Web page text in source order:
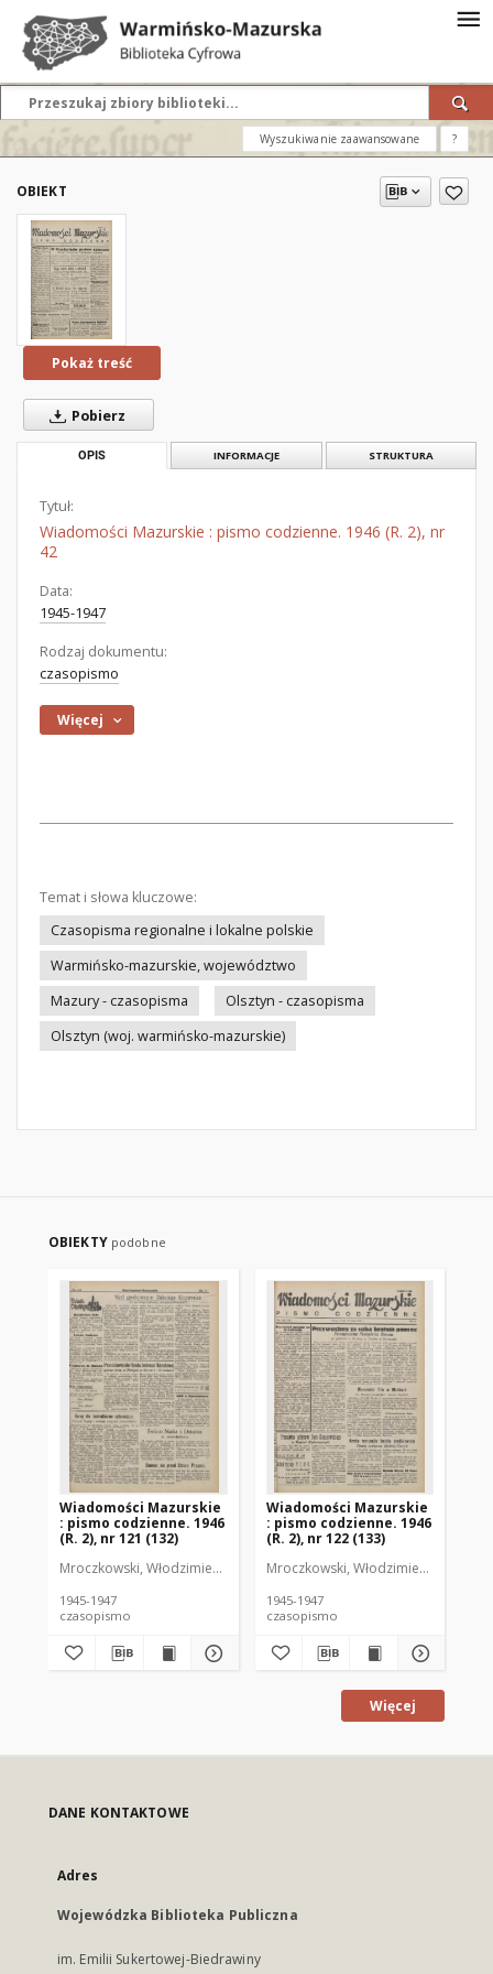
Wyszukiwanie zaawansowane ?
OBIEKT
Pokaż treść
Pobierz
OPIS INFORMACJE STRUKTURA
Tytuł:
Wiadomości Mazurskie : pismo codzienne. 1946 (R. 2), nr
42
Data:
1945-1947
Rodzaj dokumentu:
czasopismo
Więcej
Temat i słowa kluczowe:
Czasopisma regionalne i lokalne polskie
Warmińsko-mazurskie, województwo
Mazury - czasopisma
Olsztyn - czasopisma
Olsztyn (woj. warmińsko-mazurskie)
OBIEKTY podobne
Wiadomości Mazurskie
: pismo codzienne. 1946
(R. 2), nr 121 (132)
Mroczkowski, Włodzimierz (1902-1971). Redaktor
1945-1947
czasopismo
Wiadomości Mazurskie
: pismo codzienne. 1946
(R. 2), nr 122 (133)
Mroczkowski, Włodzimierz (1902-
1945-1947
czasopismo
Więcej
DANE KONTAKTOWE
Adres
Wojewódzka Biblioteka Publiczna
im. Emilii Sukertowej-Biedrawiny